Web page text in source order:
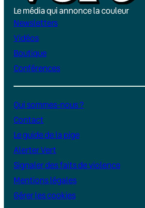
Le média qui annonce la couleur
Newsletters
Vidéos
Boutique
Conférences
Qui sommes-nous ?
Contact
Le guide de la pige
Alerter Vert
Signaler des faits de violence
Mentions légales
Gérer les cookies